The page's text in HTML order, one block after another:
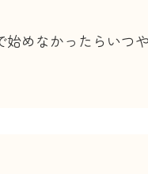
始めなかったらいつや